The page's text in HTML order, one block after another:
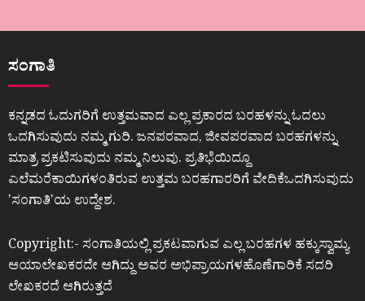
ಸಂಗಾತಿ
ಕನ್ನಡದ ಓದುಗರಿಗೆ ಉತ್ತಮವಾದ ಎಲ್ಲ ಪ್ರಕಾರದ ಬರಹಳನ್ನು ಓದಲು
ಒದಗಿಸುವುದು ನಮ್ಮ ಗುರಿ. ಜನಪರವಾದ, ಜೀವಪರವಾದ ಬರಹಗಳನ್ನು
ಮಾತ್ರ ಪ್ರಕಟಿಸುವುದು ನಮ್ಮ ನಿಲುವು. ಪ್ರತಿಭೆಯಿದ್ದೂ
ಎಲೆಮರೆಕಾಯಿಗಳಂತಿರುವ ಉತ್ತಮ ಬರಹಗಾರರಿಗೆ ವೇದಿಕೆಒದಗಿಸುವುದು
ʼಸಂಗಾತಿʼಯ ಉದ್ದೇಶ.
Copyright:- ಸಂಗಾತಿಯಲ್ಲಿ ಪ್ರಕಟವಾಗುವ ಎಲ್ಲ ಬರಹಗಳ ಹಕ್ಕುಸ್ವಾಮ್ಯ
ಆಯಾಲೇಖಕರದೇ ಆಗಿದ್ದು ಅವರ ಅಭಿಪ್ರಾಯಗಳಹೊಣೆಗಾರಿಕೆ ಸದರಿ
ಲೇಖಕರದೆ ಆಗಿರುತ್ತದೆ